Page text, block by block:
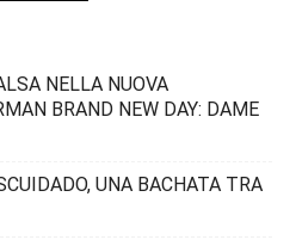
NELLA NUOVA
BRAND NEW DAY: DAME
UNA BACHATA TRA